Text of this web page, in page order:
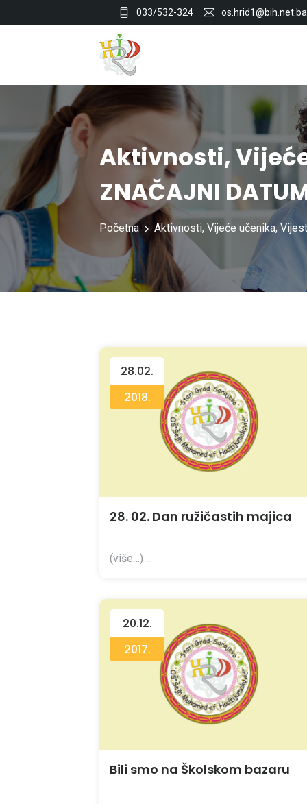
033/532-324 os.hrid1@bih.net.ba
Aktivnosti,
ZNAČAJNI
Početna Aktivnosti, Vijeće učenika,
28.02.
2018.
28. 02. Dan ružičastih majica
(više…) ...
20.12.
2017.
Bili smo na Školskom bazaru